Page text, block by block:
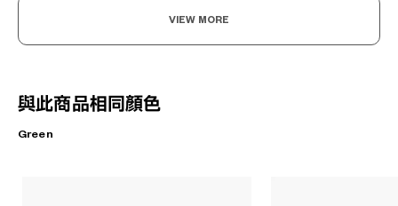
VIEW MORE
與此商品相同顏色
Green